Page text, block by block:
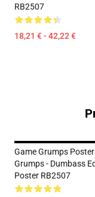
RB2507
18,21 € - 42,22 €
Game Grumps
Grumps - Dumbass
Poster RB2507